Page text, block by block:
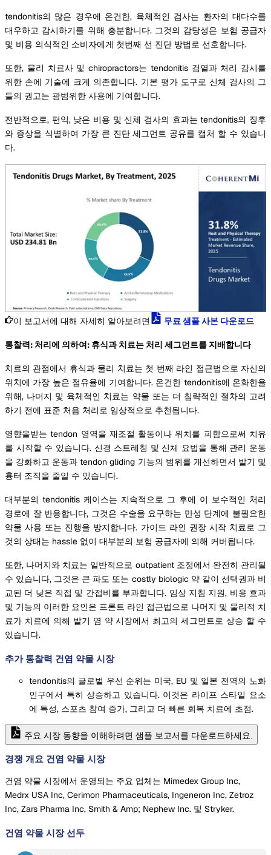
tendonitis의 많은 경우에 온건한, 육체적인 검사는 환자의 대다수를
대우하고 감시하기를 위해 충분합니다. 그것의 감당성은 보험 공급자
및 비용 의식적인 소비자에게 첫번째 선 진단 방법로 선호합니다.
또한, 물리 치료사 및 chiropractors는 tendonitis 검열과 처리 감시를
위한 손에 기술에 크게 의존합니다. 기본 평가 도구로 신체 검사의 그
들의 권고는 광범위한 사용에 기여합니다.
전반적으로, 편익, 낮은 비용 및 신체 검사의 효과는 tendonitis의 징후
와 증상을 식별하여 가장 큰 진단 세그먼트 공유를 캡처 할 수 있습니
다.
이 보고서에 대해 자세히 알아보려면 무료 샘플 사본 다운로드
통찰력: 처리에 의하여: 휴식과 치료는 처리 세그먼트를 지배합니다
치료의 관점에서 휴식과 물리 치료는 첫 번째 라인 접근법으로 자신의
위치에 가장 높은 점유율에 기여합니다. 온건한 tendonitis에 온화한을
위해, 나머지 및 육체적인 치료는 약물 또는 더 침략적인 절차의 고려
하기 전에 표준 처음 처리로 임상적으로 추천됩니다.
영향을받는 tendon 영역을 재조절 활동이나 위치를 피함으로써 치유
를 시작할 수 있습니다. 신경 스트레칭 및 신체 요법을 통해 관리 운동
을 강화하고 운동과 tendon gliding 기능의 범위를 개선하면서 발기 및
흉터 조직을 줄일 수 있습니다.
대부분의 tendonitis 케이스는 지속적으로 그 후에 이 보수적인 처리
경로에 잘 반응합니다, 그것은 수술을 요구하는 만성 단계에 불필요한
약물 사용 또는 진행을 방지합니다. 가이드 라인 권장 시작 치료로 그
것의 상태는 hassle 없이 대부분의 보험 공급자에 의해 커버됩니다.
또한, 나머지와 치료는 일반적으로 outpatient 조정에서 완전히 관리될
수 있습니다, 그것은 큰 파도 또는 costly biologic 약 같이 선택권과 비
교된 더 낮은 직접 및 간접비를 부과합니다. 임상 지침 지원, 비용 효과
및 기능의 이러한 요인은 프론트 라인 접근법으로 나머지 및 물리적 치
료가 치료에 의해 발기 염 약 시장에서 최고의 세그먼트로 상승 할 수
있습니다.
추가 통찰력 건염 약물 시장
tendonitis의 글로벌 우선 순위는 미국, EU 및 일본 전역의 노화
인구에서 특히 상승하고 있습니다. 이것은 라이프 스타일 요소
에 특성, 스포츠 참여 증가, 그리고 더 빠른 회복 치료에 초점.
주요 시장 동향을 이해하려면 샘플 보고서를 다운로드하세요.
경쟁 개요 건염 약물 시장
건염 약물 시장에서 운영되는 주요 업체는 Mimedex Group Inc,
Medrx USA Inc, Cerimon Pharmaceuticals, Ingeneron Inc, Zetroz
Inc, Zars Pharma Inc, Smith & Amp; Nephew Inc. 및 Stryker.
건염 약물 시장 선두